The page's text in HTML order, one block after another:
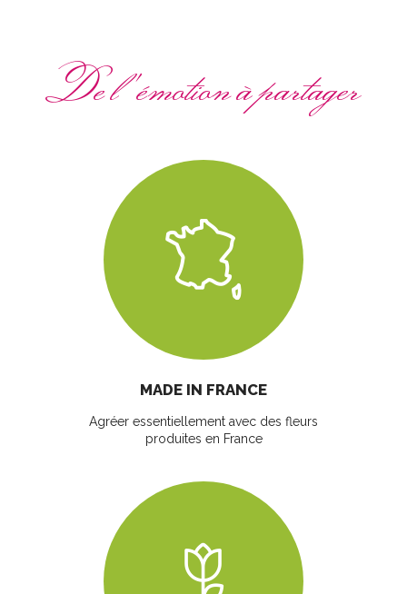
De l'émotion à partager
MADE IN FRANCE
Agréer essentiellement avec des fleurs
produites en France